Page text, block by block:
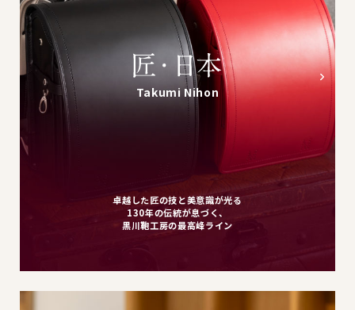
Takumi Nihon
卓越した匠の技と美意識が光る
130年の伝統が息づく、
黒川鞄工房の最高峰ライン